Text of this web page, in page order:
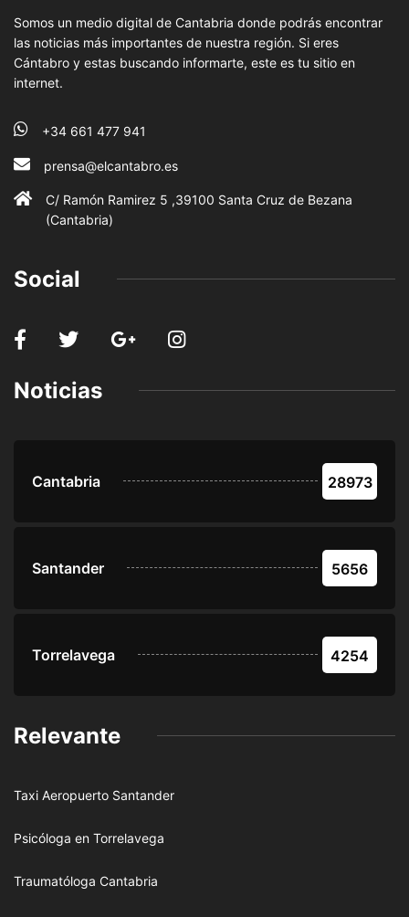
Somos un medio digital de Cantabria donde podrás encontrar
las noticias más importantes de nuestra región. Si eres
Cántabro y estas buscando informarte, este es tu sitio en
internet.
+34 661 477 941
prensa@elcantabro.es
C/ Ramón Ramirez 5 ,39100 Santa Cruz de Bezana
(Cantabria)
Social
Noticias
Cantabria 28973
Santander 5656
Torrelavega 4254
Relevante
Taxi Aeropuerto Santander
Psicóloga en Torrelavega
Traumatóloga Cantabria